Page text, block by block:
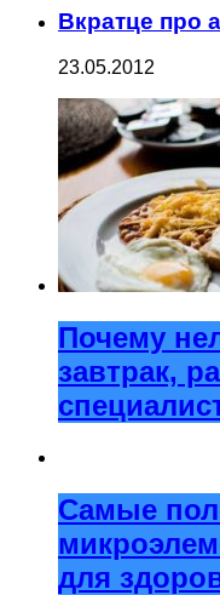
Вкратце про
23.05.2012
Почему
завтрак,
Самые
для